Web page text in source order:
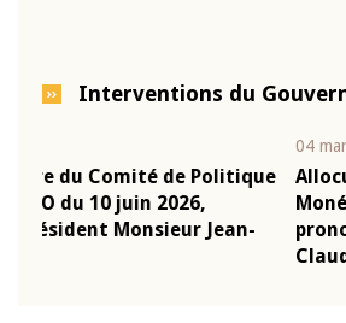
Interventions du
Allocution d'ouverture du
Monétaire de la BCEAO du 4
prononcée par son Président